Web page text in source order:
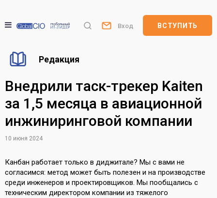
Вход ВСТУПИТЬ
Редакция
Внедрили таск-трекер Kaiten
за 1,5 месяца в авиационной
инжиниринговой компании
10 июня 2024
Канбан работает только в диджитале? Мы с вами не
согласимся: метод может быть полезен и на производстве
среди инженеров и проектировщиков. Мы пообщались с
техническим директором компании из тяжелого